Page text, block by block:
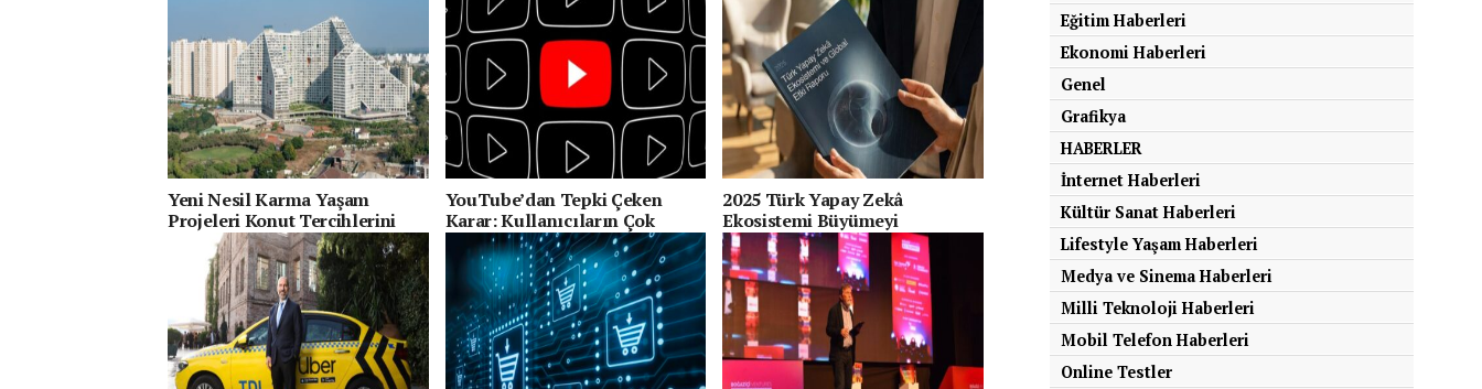
Yeni Nesil Karma Yaşam
Projeleri Konut Tercihlerini
Değiştiriyor
YouTube’dan Tepki Çeken
Karar: Kullanıcıların Çok
Sevdiği Özellik Artık Ücretli
2025 Türk Yapay Zekâ
Ekosistemi Büyümeyi
Sürdürüyor
Eğitim Haberleri
Ekonomi Haberleri
Genel
Grafikya
HABERLER
İnternet Haberleri
Kültür Sanat Haberleri
Lifestyle Yaşam Haberleri
Medya ve Sinema Haberleri
Milli Teknoloji Haberleri
Mobil Telefon Haberleri
Online Testler